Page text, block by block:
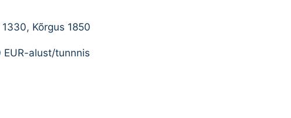
Kõrgus 1850
EUR-alust/tunnnis